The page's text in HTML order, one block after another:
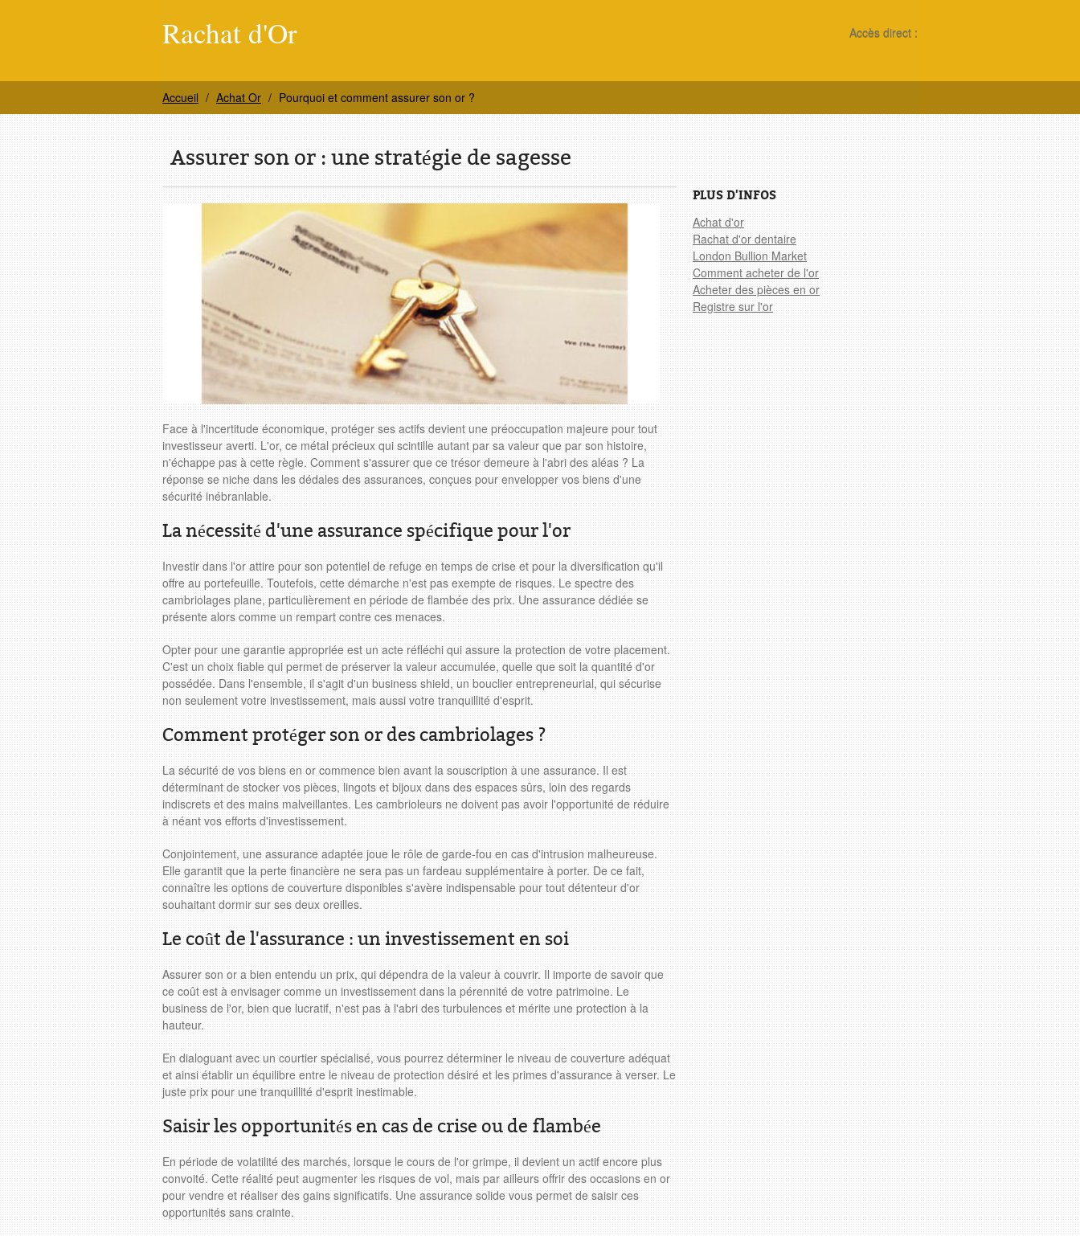
Rachat d'Or Accès direct :
Accueil Achat Or Pourquoi et comment assurer son or ?
Assurer son or : une stratégie de sagesse
Face à l'incertitude économique, protéger ses actifs devient une préoccupation majeure pour tout
investisseur averti. L'or, ce métal précieux qui scintille autant par sa valeur que par son histoire,
n'échappe pas à cette règle. Comment s'assurer que ce trésor demeure à l'abri des aléas ? La
réponse se niche dans les dédales des assurances, conçues pour envelopper vos biens d'une
sécurité inébranlable.
La nécessité d'une assurance spécifique pour l'or
Investir dans l'or attire pour son potentiel de refuge en temps de crise et pour la diversification qu'il
offre au portefeuille. Toutefois, cette démarche n'est pas exempte de risques. Le spectre des
cambriolages plane, particulièrement en période de flambée des prix. Une assurance dédiée se
présente alors comme un rempart contre ces menaces.
Opter pour une garantie appropriée est un acte réfléchi qui assure la protection de votre placement.
C'est un choix fiable qui permet de préserver la valeur accumulée, quelle que soit la quantité d'or
possédée. Dans l'ensemble, il s'agit d'un business shield, un bouclier entrepreneurial, qui sécurise
non seulement votre investissement, mais aussi votre tranquillité d'esprit.
Comment protéger son or des cambriolages ?
La sécurité de vos biens en or commence bien avant la souscription à une assurance. Il est
déterminant de stocker vos pièces, lingots et bijoux dans des espaces sûrs, loin des regards
indiscrets et des mains malveillantes. Les cambrioleurs ne doivent pas avoir l'opportunité de réduire
à néant vos efforts d'investissement.
Conjointement, une assurance adaptée joue le rôle de garde-fou en cas d'intrusion malheureuse.
Elle garantit que la perte financière ne sera pas un fardeau supplémentaire à porter. De ce fait,
connaître les options de couverture disponibles s'avère indispensable pour tout détenteur d'or
souhaitant dormir sur ses deux oreilles.
Le coût de l'assurance : un investissement en soi
Assurer son or a bien entendu un prix, qui dépendra de la valeur à couvrir. Il importe de savoir que
ce coût est à envisager comme un investissement dans la pérennité de votre patrimoine. Le
business de l'or, bien que lucratif, n'est pas à l'abri des turbulences et mérite une protection à la
hauteur.
En dialoguant avec un courtier spécialisé, vous pourrez déterminer le niveau de couverture adéquat
et ainsi établir un équilibre entre le niveau de protection désiré et les primes d'assurance à verser. Le
juste prix pour une tranquillité d'esprit inestimable.
Saisir les opportunités en cas de crise ou de flambée
En période de volatilité des marchés, lorsque le cours de l'or grimpe, il devient un actif encore plus
convoité. Cette réalité peut augmenter les risques de vol, mais par ailleurs offrir des occasions en or
pour vendre et réaliser des gains significatifs. Une assurance solide vous permet de saisir ces
opportunités sans crainte.
PLUS D'INFOS
Achat d'or
Rachat d'or dentaire
London Bullion Market
Comment acheter de l'or
Acheter des pièces en or
Registre sur l'or